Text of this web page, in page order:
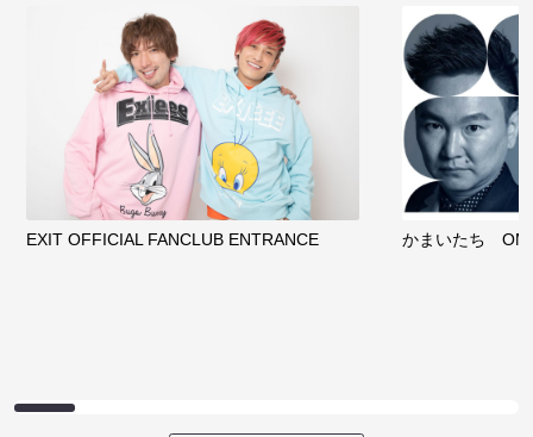
EXIT OFFICIAL FANCLUB ENTRANCE かまいたち